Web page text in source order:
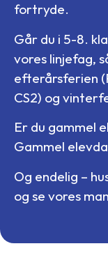
fortryde.
Går du i 5-8.
vores linjefag,
efterårsferien
CS2) og
Er du gammel
Gammel
Og endelig –
og se vores